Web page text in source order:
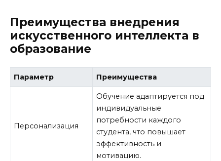
Преимущества внедрения
искусственного интеллекта в
образование
Параметр Преимущества
Персонализация
Обучение адаптируется под
индивидуальные
потребности каждого
студента, что повышает
эффективность и
мотивацию.